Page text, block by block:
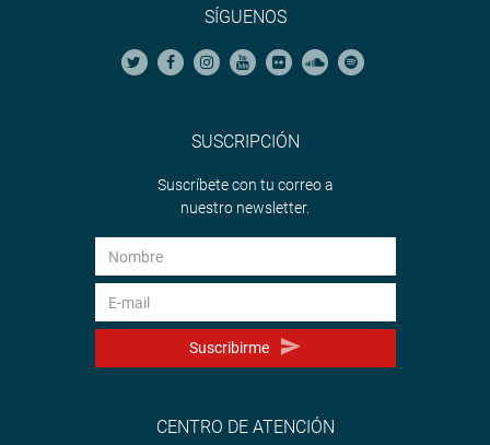
SÍGUENOS
SUSCRIPCIÓN
Suscríbete con tu correo a
nuestro newsletter.
Suscribirme
CENTRO DE ATENCIÓN